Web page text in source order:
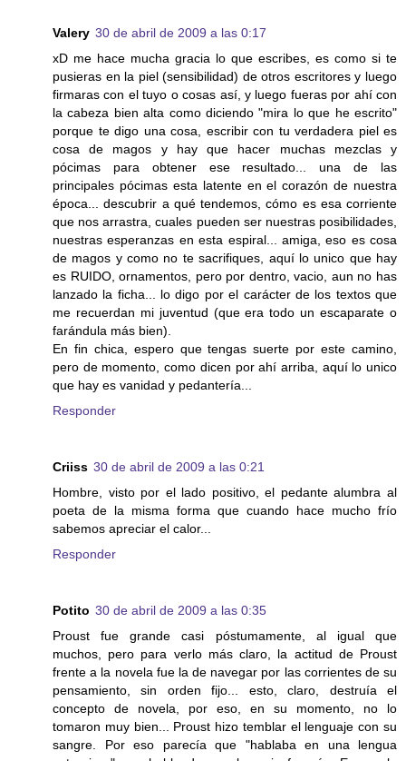
Valery 30 de abril de 2009 a las 0:17
xD me hace mucha gracia lo que escribes, es como si te
pusieras en la piel (sensibilidad) de otros escritores y luego
firmaras con el tuyo o cosas así, y luego fueras por ahí con
la cabeza bien alta como diciendo "mira lo que he escrito"
porque te digo una cosa, escribir con tu verdadera piel es
cosa de magos y hay que hacer muchas mezclas y
pócimas para obtener ese resultado... una de las
principales pócimas esta latente en el corazón de nuestra
época... descubrir a qué tendemos, cómo es esa corriente
que nos arrastra, cuales pueden ser nuestras posibilidades,
nuestras esperanzas en esta espiral... amiga, eso es cosa
de magos y como no te sacrifiques, aquí lo unico que hay
es RUIDO, ornamentos, pero por dentro, vacio, aun no has
lanzado la ficha... lo digo por el carácter de los textos que
me recuerdan mi juventud (que era todo un escaparate o
farándula más bien).
En fin chica, espero que tengas suerte por este camino,
pero de momento, como dicen por ahí arriba, aquí lo unico
que hay es vanidad y pedantería...
Responder
Criiss 30 de abril de 2009 a las 0:21
Hombre, visto por el lado positivo, el pedante alumbra al
poeta de la misma forma que cuando hace mucho frío
sabemos apreciar el calor...
Responder
Potito 30 de abril de 2009 a las 0:35
Proust fue grande casi póstumamente, al igual que
muchos, pero para verlo más claro, la actitud de Proust
frente a la novela fue la de navegar por las corrientes de su
pensamiento, sin orden fijo... esto, claro, destruía el
concepto de novela, por eso, en su momento, no lo
tomaron muy bien... Proust hizo temblar el lenguaje con su
sangre. Por eso parecía que "hablaba en una lengua